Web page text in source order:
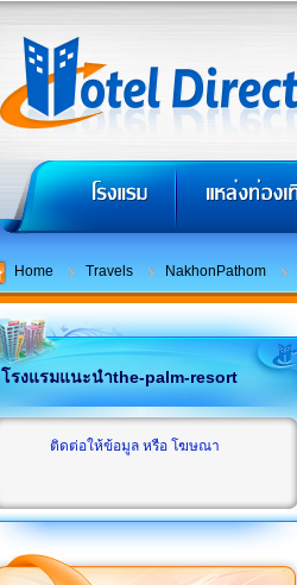
Home Travels NakhonPathom
โรงแรมแนะนำthe-palm-resort
ติดต่อให้ข้อมูล หรือ โฆษณา